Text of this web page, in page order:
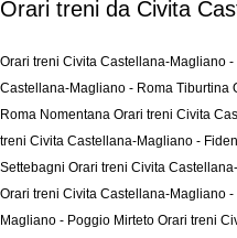
Orari treni da Civita
Orari treni Civita Castellana-Magliano
Castellana-Magliano - Roma Tiburtina
Roma Nomentana Orari treni Civita
treni Civita Castellana-Magliano -
Settebagni Orari treni Civita
Orari treni Civita Castellana-Magliano
Magliano - Poggio Mirteto Orari treni